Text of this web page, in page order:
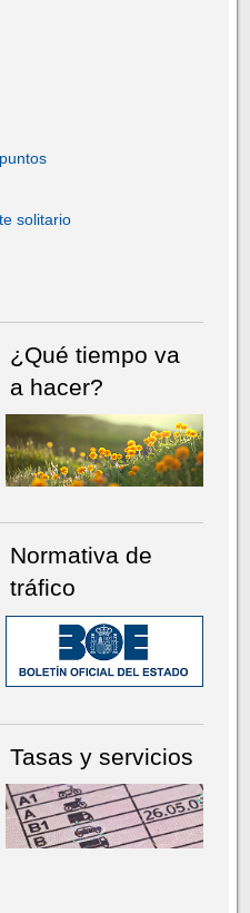
solitario
¿Qué tiempo va
a hacer?
Normativa de
tráfico
Tasas y servicios